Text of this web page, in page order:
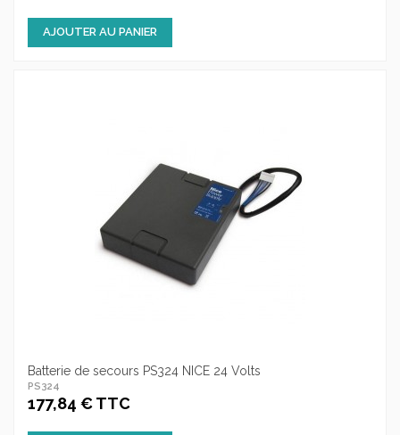
AJOUTER AU PANIER
Batterie de secours PS324 NICE 24 Volts
PS324
177,84 € TTC